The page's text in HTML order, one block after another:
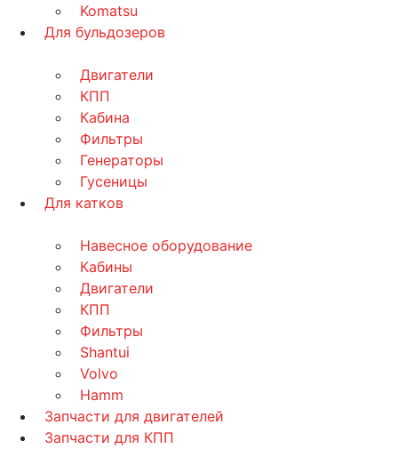
Komatsu
Для бульдозеров
Двигатели
КПП
Кабина
Фильтры
Генераторы
Гусеницы
Для катков
Навесное оборудование
Кабины
Двигатели
КПП
Фильтры
Shantui
Volvo
Hamm
Запчасти для двигателей
Запчасти для КПП